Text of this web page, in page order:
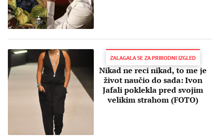
ZALAGALA SE ZA PRIRODNI IZGLED
Nikad ne reci nikad, to me je
život naučio do sada: Ivon
Jafali poklekla pred svojim
velikim strahom (FOTO)